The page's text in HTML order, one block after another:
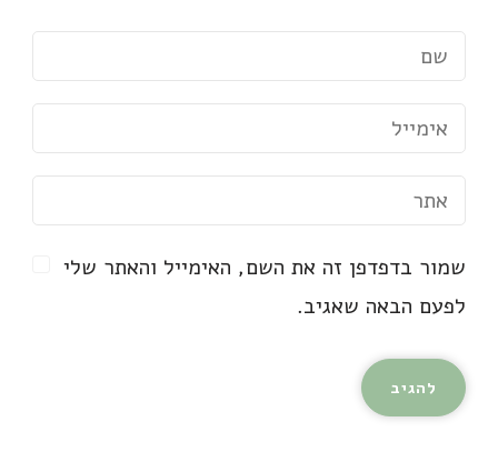
שמור בדפדפן זה את השם, האימייל והאתר שלי
לפעם הבאה שאגיב.